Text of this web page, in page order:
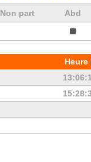
Non part Abd
Heure